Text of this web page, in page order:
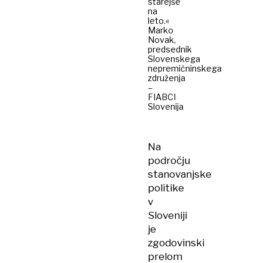
na
leto.«
Marko
Novak,
predsednik
Slovenskega
nepremičninskega
združenja
–
FIABCI
Slovenija
Na
področju
stanovanjske
politike
v
Sloveniji
je
zgodovinski
prelom